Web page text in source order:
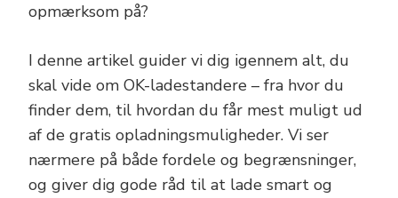
opmærksom på?
I denne artikel guider vi dig igennem alt, du
skal vide om OK-ladestandere – fra hvor du
finder dem, til hvordan du får mest muligt ud
af de gratis opladningsmuligheder. Vi ser
nærmere på både fordele og begrænsninger,
og giver dig gode råd til at lade smart og